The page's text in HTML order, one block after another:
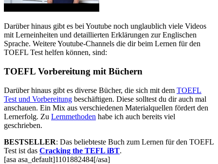
Darüber hinaus gibt es bei Youtube noch unglaublich viele Videos
mit Lerneinheiten und detaillierten Erklärungen zur Englischen
Sprache. Weitere Youtube-Channels die dir beim Lernen für den
TOEFL Test helfen können, sind:
TOEFL Vorbereitung mit Büchern
Darüber hinaus gibt es diverse Bücher, die sich mit dem TOEFL
Test und Vorbereitung beschäftigen. Diese solltest du dir auch mal
anschauen. Ein Mix aus verschiedenen Materialquellen fördert den
Lernerfolg. Zu Lernmethoden habe ich auch bereits viel
geschrieben.
BESTSELLER: Das beliebteste Buch zum Lernen für den TOEFL
Test ist das Cracking the TEFL iBT.
[asa asa_default]1101882484[/asa]